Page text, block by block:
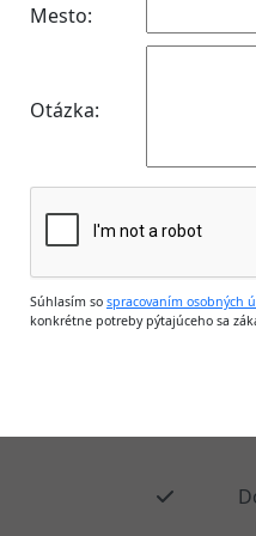
Mesto:
Otázka:
Súhlasím so spracovaním osobných
konkrétne potreby pýtajúceho sa